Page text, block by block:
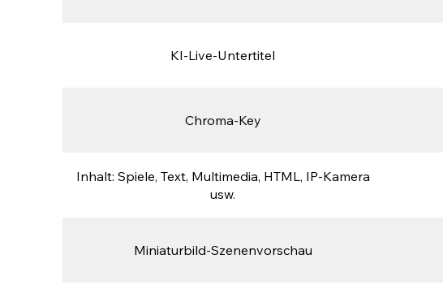
KI-Live-Untertitel
Chroma-Key
Inhalt: Spiele, Text, Multimedia, HTML, IP-Kamera
usw.
Miniaturbild-Szenenvorschau